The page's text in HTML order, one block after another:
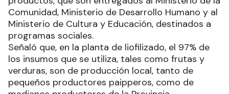
Maldonado puntualizó que se están realizando 15
productos, que son entregados al Ministerio de la
Comunidad, Ministerio de Desarrollo Humano y al
Ministerio de Cultura y Educación, destinados a
programas sociales.
Señaló que, en la planta de liofilizado, el 97% de
los insumos que se utiliza, tales como frutas y